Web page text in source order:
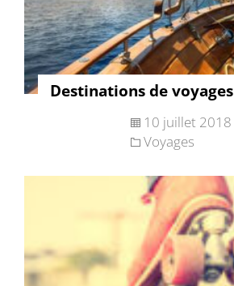
Destinations de
10 juillet 2018
Voyages